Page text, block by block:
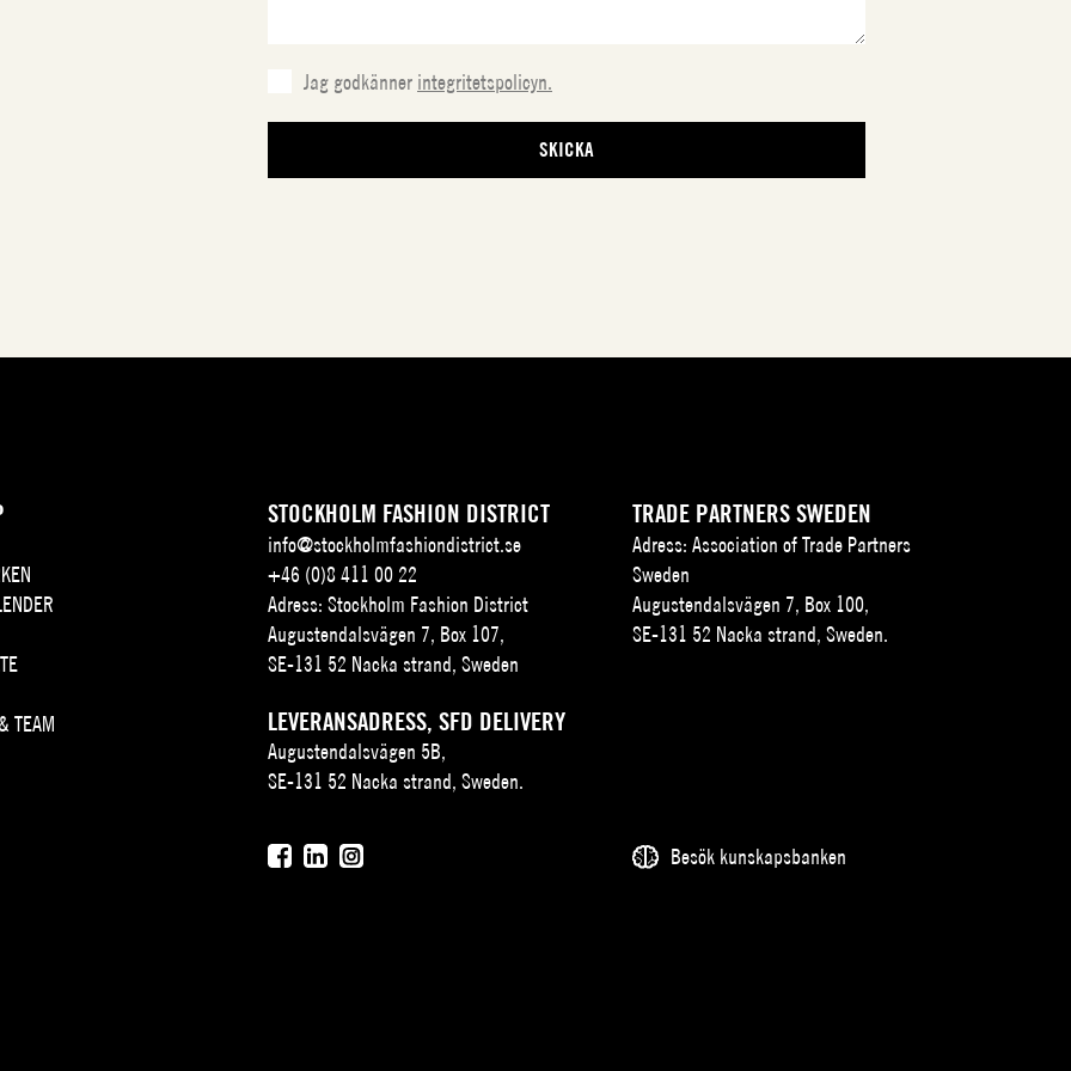
Jag godkänner integritetspolicyn.
TEAM
STOCKHOLM FASHION DISTRICT
info@stockholmfashiondistrict.se
+46 (0)8 411 00 22
Adress: Stockholm Fashion District
Augustendalsvägen 7, Box 107,
SE-131 52 Nacka strand, Sweden
LEVERANSADRESS, SFD DELIVERY
Augustendalsvägen 5B,
SE-131 52 Nacka strand, Sweden.
TRADE PARTNERS SWEDEN
Adress: Association of Trade Partners
Sweden
Augustendalsvägen 7, Box 100,
SE-131 52 Nacka strand, Sweden.
Besök kunskapsbanken